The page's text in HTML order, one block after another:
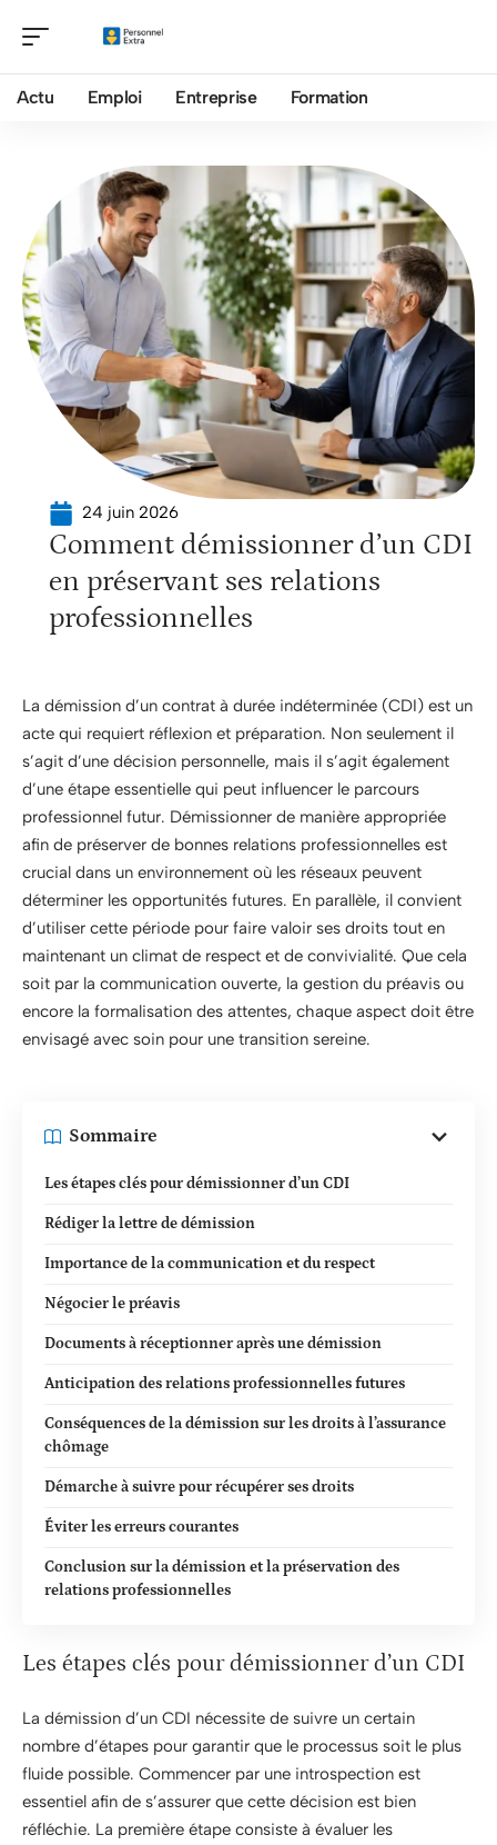
Actu Emploi Entreprise Formation
24 juin 2026
Comment démissionner d’un CDI
en préservant ses relations
professionnelles
La démission d’un contrat à durée indéterminée (CDI) est un
acte qui requiert réflexion et préparation. Non seulement il
s’agit d’une décision personnelle, mais il s’agit également
d’une étape essentielle qui peut influencer le parcours
professionnel futur. Démissionner de manière appropriée
afin de préserver de bonnes relations professionnelles est
crucial dans un environnement où les réseaux peuvent
déterminer les opportunités futures. En parallèle, il convient
d’utiliser cette période pour faire valoir ses droits tout en
maintenant un climat de respect et de convivialité. Que cela
soit par la communication ouverte, la gestion du préavis ou
encore la formalisation des attentes, chaque aspect doit être
envisagé avec soin pour une transition sereine.
Sommaire
Les étapes clés pour démissionner d’un CDI
Rédiger la lettre de démission
Importance de la communication et du respect
Négocier le préavis
Documents à réceptionner après une démission
Anticipation des relations professionnelles futures
Conséquences de la démission sur les droits à l’assurance
chômage
Démarche à suivre pour récupérer ses droits
Éviter les erreurs courantes
Conclusion sur la démission et la préservation des
relations professionnelles
Les étapes clés pour démissionner d’un CDI
La démission d’un CDI nécessite de suivre un certain
nombre d’étapes pour garantir que le processus soit le plus
fluide possible. Commencer par une introspection est
essentiel afin de s’assurer que cette décision est bien
réfléchie. La première étape consiste à évaluer les